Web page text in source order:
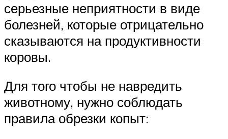
серьезные неприятности в виде
болезней, которые отрицательно
сказываются на продуктивности
коровы.
Для того чтобы не навредить
животному, нужно соблюдать
правила обрезки копыт: